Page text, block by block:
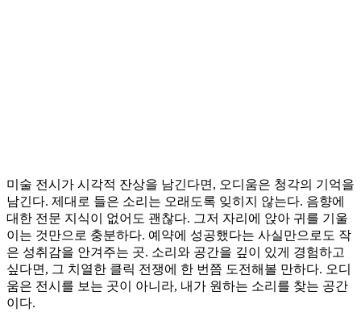
미술 전시가 시각적 잔상을 남긴다면, 오디움은 청각의 기억을
남긴다. 제대로 들은 소리는 오래도록 잊히지 않는다. 음향에
대한 전문 지식이 없어도 괜찮다. 그저 자리에 앉아 귀를 기울
이는 것만으로 충분하다. 예약에 성공했다는 사실만으로도 작
은 성취감을 안겨주는 곳. 소리와 공간을 깊이 있게 경험하고
싶다면, 그 치열한 클릭 전쟁에 한 번쯤 도전해볼 만하다. 오디
움은 전시를 보는 곳이 아니라, 내가 원하는 소리를 찾는 공간
이다.